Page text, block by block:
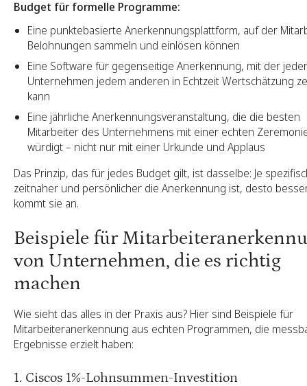
Budget für formelle Programme:
Eine punktebasierte Anerkennungsplattform, auf der
Belohnungen sammeln und einlösen können
Eine Software für gegenseitige Anerkennung, mit der
Unternehmen jedem anderen in Echtzeit Wertschätzung
kann
Eine jährliche Anerkennungsveranstaltung, die die besten
Mitarbeiter des Unternehmens mit einer echten
würdigt – nicht nur mit einer Urkunde und Applaus
Das Prinzip, das für jedes Budget gilt, ist dasselbe: Je
zeitnaher und persönlicher die Anerkennung ist, desto
kommt sie an.
Beispiele für
von Unternehmen, die es richtig
machen
Wie sieht das alles in der Praxis aus? Hier sind Beispiele für
Mitarbeiteranerkennung aus echten Programmen, die
Ergebnisse erzielt haben:
1. Ciscos 1%-Lohnsummen-Investition